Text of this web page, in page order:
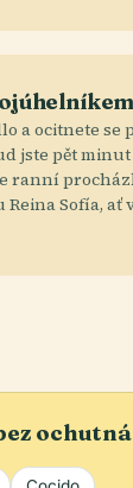
a ocitnete se
jste pět
ranní
Sofía, ať